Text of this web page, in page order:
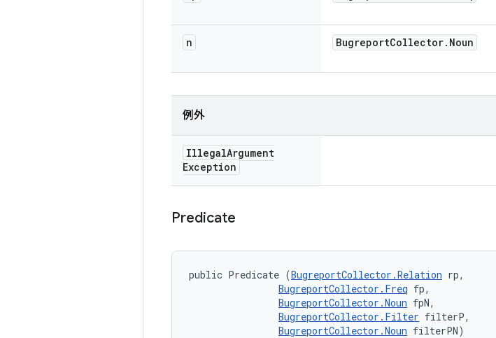
n BugreportCollector. Noun
例外
IllegalArgument
Exception
Predicate
public Predicate (BugreportCollector.Relation rp,
BugreportCollector.Freq fp,
BugreportCollector.Noun fpN,
BugreportCollector.Filter filterP,
BugreportCollector.Noun filterPN)